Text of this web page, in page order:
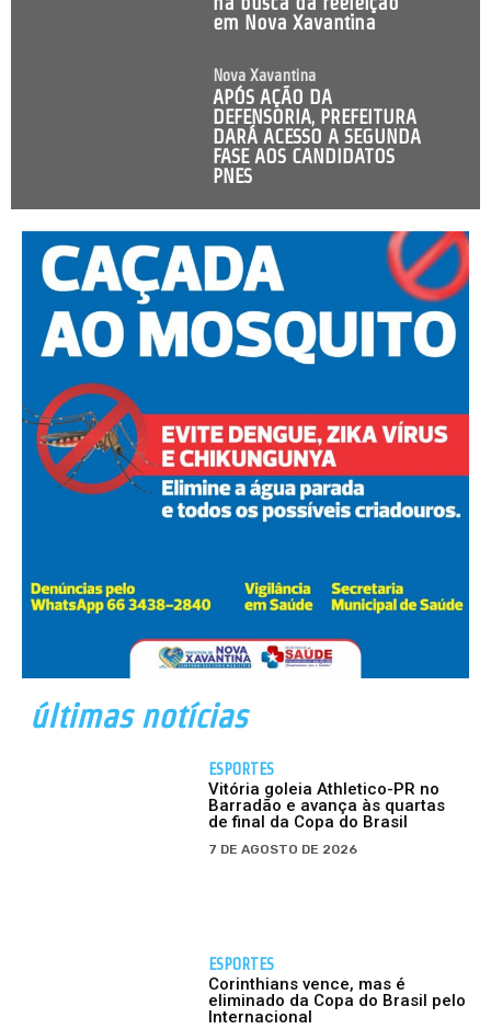
em Nova Xavantina
Nova Xavantina
APÓS AÇÃO DA
DEFENSORIA, PREFEITURA
DARÁ ACESSO A SEGUNDA
FASE AOS CANDIDATOS
PNES
últimas notícias
ESPORTES
Vitória goleia Athletico-PR no
Barradão e avança às quartas
de final da Copa do Brasil
7 DE AGOSTO DE 2026
ESPORTES
Corinthians vence, mas é
eliminado da Copa do Brasil pelo
Internacional